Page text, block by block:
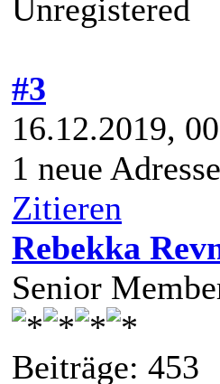
Unregistered
#3
16.12.2019,
1 neue
Zitieren
Rebekka
Senior
Beiträge: 453